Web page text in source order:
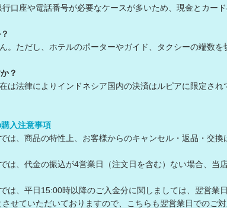
口座や電話番号が必要なケースが多いため、現金とカード
。ただし、ホテルのポーターやガイド、タクシーの端数を
？
は法律によりインドネシア国内の決済はルピアに限定され
入注意事項
は、商品の特性上、お客様からのキャンセル・返品・交換
は、代金の振込が4営業日（注文日を含む）ない場合、当
は、平日15:00時以降のご入金分に関しましては、翌営業
せていただいておりますので、こちらも翌営業日でのご